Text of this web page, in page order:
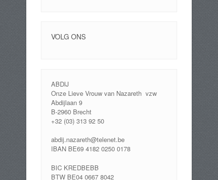
VOLG ONS
ABDIJ
Onze Lieve Vrouw van Nazareth vzw
Abdijlaan 9
B-2960 Brecht
+32 (03) 313 92 50
abdij.nazareth@telenet.be
IBAN BE69 4182 0250 0178
BIC KREDBEBB
BTW BE04 0667 8042